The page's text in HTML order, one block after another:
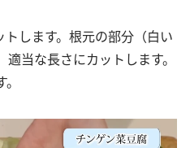
します。根元の部分（白い
当な長さにカットします。